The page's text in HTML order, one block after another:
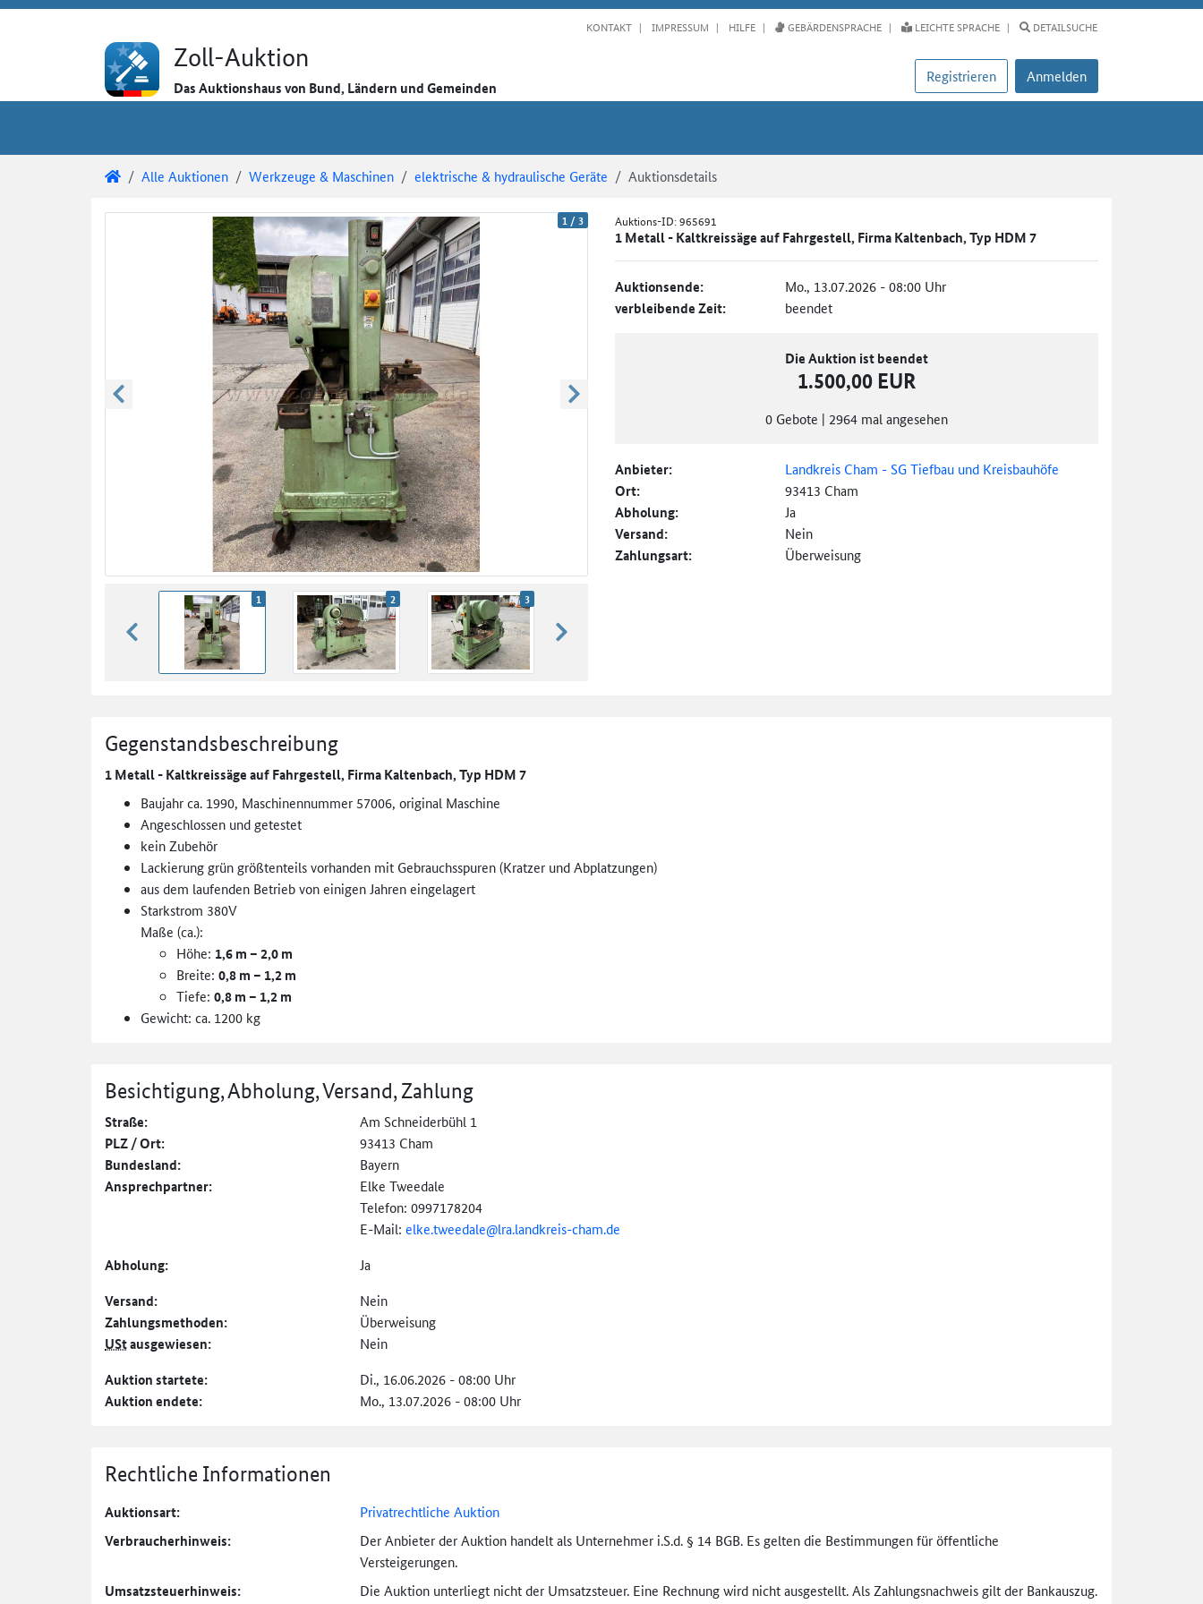
KONTAKT IMPRESSUM HILFE GEBÄRDENSPRACHE LEICHTE SPRACHE DETAILSUCHE
Zoll-Auktion
Das Auktionshaus von Bund, Ländern und Gemeinden
Registrieren Anmelden
Zoll-Auktion
Alle Auktionen Werkzeuge & Maschinen elektrische & hydraulische Geräte Auktionsdetails
Auktionsdetails
Auktionsüberblick 1 / 3
zurück blättern weiter blättern
zurück blättern
1 2 3
weiter blättern
Auktions-ID:965691
1 Metall - Kaltkreissäge auf Fahrgestell, Firma Kaltenbach, Typ HDM 7
Auktionsende: Mo., 13.07.2026 - 08:00 Uhr
verbleibende Zeit: beendet
Die Auktion ist beendet
1.500,00 EUR
0 Gebote | 2964 mal angesehen
Anbieter: Landkreis Cham - SG Tiefbau und Kreisbauhöfe
Ort: 93413 Cham
Abholung: Ja
Versand: Nein
Zahlungsart: Überweisung
Gegenstandsbeschreibung
1 Metall - Kaltkreissäge auf Fahrgestell, Firma Kaltenbach, Typ HDM 7
Baujahr ca. 1990, Maschinennummer 57006, original Maschine
Angeschlossen und getestet
kein Zubehör
Lackierung grün größtenteils vorhanden mit Gebrauchsspuren (Kratzer und Abplatzungen)
aus dem laufenden Betrieb von einigen Jahren eingelagert
Starkstrom 380V
Maße (ca.):
Höhe: 1,6 m – 2,0 m
Breite: 0,8 m – 1,2 m
Tiefe: 0,8 m – 1,2 m
Gewicht: ca. 1200 kg
Besichtigung, Abholung, Versand, Zahlung
Straße: Am Schneiderbühl 1
PLZ / Ort: 93413 Cham
Bundesland: Bayern
Ansprechpartner:
Elke Tweedale
Telefon: 0997178204
E-Mail: elke.tweedale@lra.landkreis-cham.de
Abholung: Ja
Versand: Nein
Zahlungs­methoden: Überweisung
UStausgewiesen: Nein
Auktion startete: Di., 16.06.2026 - 08:00 Uhr
Auktion endete: Mo., 13.07.2026 - 08:00 Uhr
Rechtliche Informationen
Auktionsart: Privatrechtliche Auktion
Verbraucher­hinweis:
Der Anbieter der Auktion handelt als Unternehmer i.S.d. § 14 BGB. Es gelten die Bestimmungen für öffentliche
Versteigerungen.
Umsatzsteuer­hinweis: Die Auktion unterliegt nicht der Umsatzsteuer. Eine Rechnung wird nicht ausgestellt. Als Zahlungsnachweis gilt der Bankauszug.